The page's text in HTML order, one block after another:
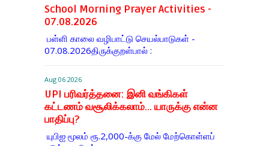
School Morning Prayer Activities -
07.08.2026
பள்ளி காலை வழிபாட்டு செயல்பாடுகள் -
07.08.2026திருக்குறள்பால் :
Aug 06 2026
UPI பரிவர்த்தனை: இனி வங்கிகள்
கட்டணம் வசூலிக்கலாம்... யாருக்கு என்ன
பாதிப்பு?
யுபிஐ மூலம் ரூ.2,000-க்கு மேல் மேற்​கொள்​ளப்​